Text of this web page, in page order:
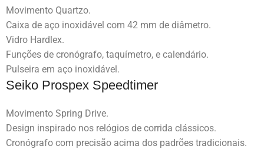
Movimento Quartzo.
Caixa de aço inoxidável com 42 mm de diâmetro.
Vidro Hardlex.
Funções de cronógrafo, taquímetro, e calendário.
Pulseira em aço inoxidável.
Seiko Prospex Speedtimer
Movimento Spring Drive.
Design inspirado nos relógios de corrida clássicos.
Cronógrafo com precisão acima dos padrões tradicionais.